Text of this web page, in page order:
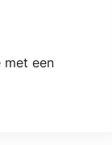
met een